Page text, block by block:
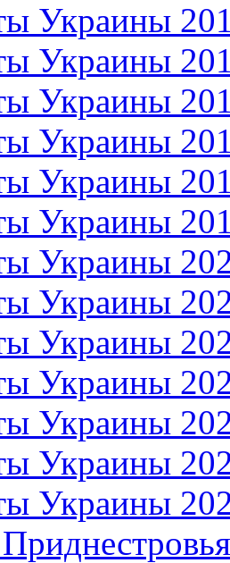
Украины
Украины
Украины
Украины
Украины
Украины
Украины
Украины
Украины
Украины
Украины
Украины
Украины